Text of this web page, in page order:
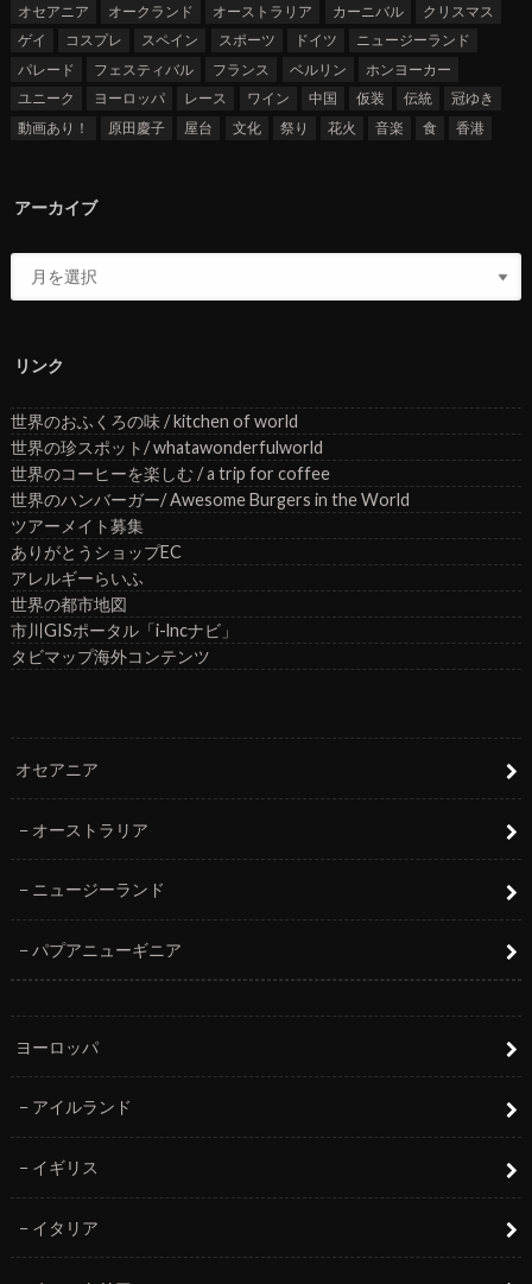
オセアニア
オークランド オーストラリア カーニバル
クリスマス
ゲイ
コスプレ スペイン スポーツ ドイツ
ニュージーランド
パレード
フェスティバル フランス ベルリン
ホンヨーカー
ユニーク
ヨーロッパ レース ワイン 中国 仮装 伝統
冠ゆき
動画あり！
原田慶子 屋台 文化 祭り 花火 音楽 食 香港
アーカイブ
リンク
世界のおふくろの味 / kitchen of world
世界の珍スポット/ whatawonderfulworld
世界のコーヒーを楽しむ / a trip for coffee
世界のハンバーガー/ Awesome Burgers in the World
ツアーメイト募集
ありがとうショップEC
アレルギーらいふ
世界の都市地図
市川GISポータル「i-lncナビ」
タビマップ海外コンテンツ
オセアニア
オーストラリア
ニュージーランド
パプアニューギニア
ヨーロッパ
アイルランド
イギリス
イタリア